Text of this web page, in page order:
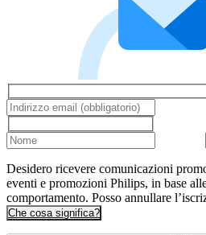
Desidero ricevere comunicazioni
eventi e promozioni Philips, in base
comportamento. Posso annullare
Che cosa significa?